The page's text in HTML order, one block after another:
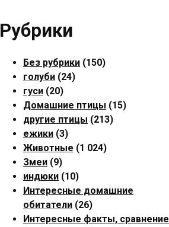
Рубрики
Без рубрики (150)
голуби (24)
гуси (20)
Домашние птицы (15)
другие птицы (213)
ежики (3)
Животные (1 024)
Змеи (9)
индюки (10)
Интересные домашние
обитатели (26)
Интересные факты, сравнение